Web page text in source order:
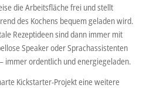
die Arbeitsfläche frei und stellt
des Kochens bequem geladen wird.
Rezeptideen sind dann immer mit
Speaker oder Sprachassistenten
immer ordentlich und energiegeladen.
Kickstarter-Projekt eine weitere